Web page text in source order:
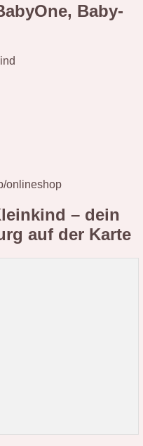
Baby-
onlineshop
– dein
auf der Karte